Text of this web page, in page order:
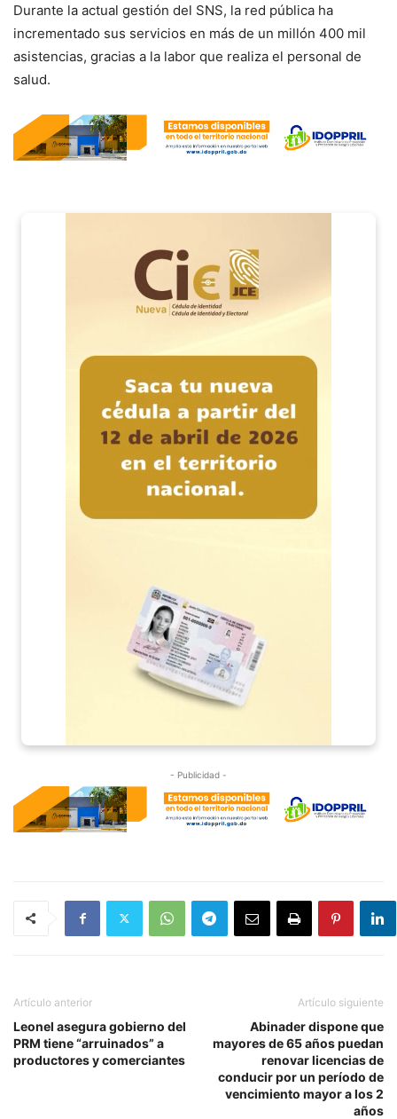
Durante la actual gestión del SNS, la red pública ha
incrementado sus servicios en más de un millón 400 mil
asistencias, gracias a la labor que realiza el personal de
salud.
- Publicidad -
Artículo anterior
Leonel asegura gobierno del
PRM tiene “arruinados” a
productores y comerciantes
Artículo siguiente
Abinader dispone que
mayores de 65 años puedan
renovar licencias de
conducir por un período de
vencimiento mayor a los 2
años